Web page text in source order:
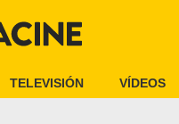
TELEVISIÓN VÍDEOS